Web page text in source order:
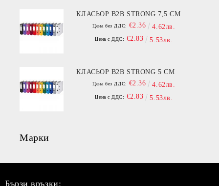
КЛАСЬОР B2B STRONG 7,5 СМ
Цена без ДДС: €2.36 4.62лв.
Цена с ДДС: €2.83 5.53лв.
КЛАСЬОР B2B STRONG 5 СМ
Цена без ДДС: €2.36 4.62лв.
Цена с ДДС: €2.83 5.53лв.
Марки
Бързи връзки: